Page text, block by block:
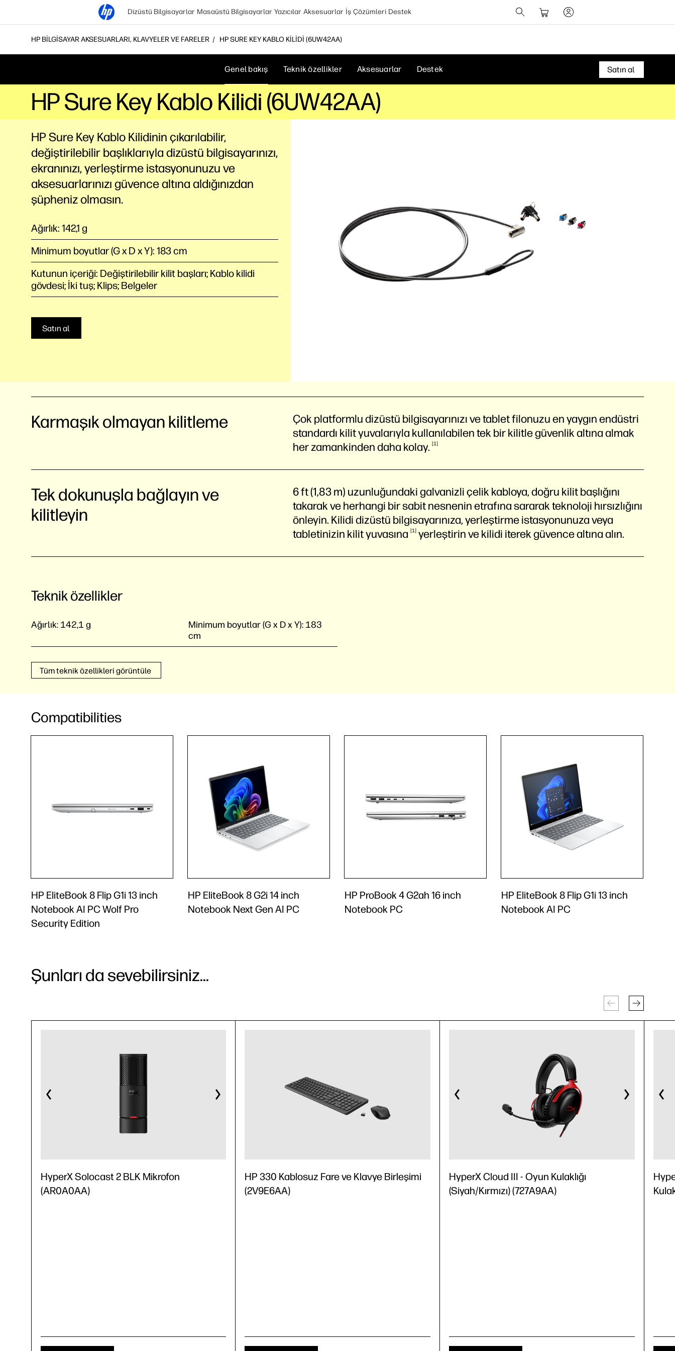
Dizüstü Bilgisayarlar Masaüstü Bilgisayarlar Yazıcılar Aksesuarlar İş Çözümleri Destek
HP BILGISAYAR AKSESUARLARI, KLAVYELER VE FARELER HP SURE KEY KABLO KILIDI (6UW42AA)
Genel bakış Teknik özellikler Aksesuarlar Destek Satın al
HP Sure Key Kablo Kilidi (6UW42AA)
HP Sure Key Kablo Kilidinin çıkarılabilir,
değiştirilebilir başlıklarıyla dizüstü bilgisayarınızı,
ekranınızı, yerleştirme istasyonunuzu ve
aksesuarlarınızı güvence altına aldığınızdan
şüphenizolmasın.
Ağırlık: 142,1 g
Minimum boyutlar (G x D x Y): 183 cm
Kutunun içeriği: Değiştirilebilir kilit başları; Kablo kilidi
gövdesi; İki tuş; Klips; Belgeler
Satın al
Karmaşık olmayan kilitleme
Çok platformlu dizüstü bilgisayarınızı ve tablet filonuzu en yaygın endüstri
standardı kilit yuvalarıyla kullanılabilen tek bir kilitle güvenlik altına almak
her zamankinden daha kolay. 1
Tek dokunuşla bağlayın ve
kilitleyin
6 ft (1,83 m) uzunluğundaki galvanizli çelik kabloya, doğru kilit başlığını
takarak ve herhangi bir sabit nesnenin etrafına sararak teknoloji hırsızlığını
önleyin. Kilidi dizüstü bilgisayarınıza, yerleştirme istasyonunuza veya
tabletinizin kilityuvasına 1 yerleştirin ve kilidi iterek güvence altına alın.
Teknik özellikler
Ağırlık: 142,1 g Minimum boyutlar (G x D x Y): 183
cm
Tüm teknik özellikleri görüntüle
Compatibilities
HP EliteBook 8 Flip G1i 13 inch
Notebook AI PC Wolf Pro
Security Edition
HP EliteBook 8 G2i 14 inch
Notebook Next Gen AI PC
HP ProBook 4 G2ah 16 inch
Notebook PC
HP EliteBook 8 Flip G1i 13 inch
Notebook AI PC
Şunları da sevebilirsiniz...
HyperX Solocast 2 BLK Mikrofon
(AR0A0AA)
HP 330 Kablosuz Fare ve Klavye Birleşimi
(2V9E6AA)
HyperX Cloud III - Oyun Kulaklığı
(Siyah/Kırmızı) (727A9AA)